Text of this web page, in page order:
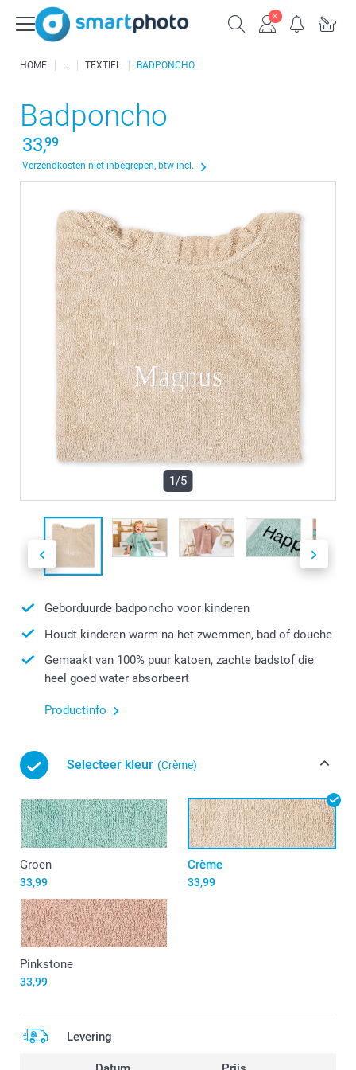
HOME TEXTIEL BADPONCHO
Badponcho
33,99
Verzendkosten niet inbegrepen, btw incl.
1/5
Geborduurde badponcho voor kinderen
Houdt kinderen warm na het zwemmen, bad of douche
Gemaakt van 100% puur katoen, zachte badstof die
heel goed water absorbeert
Productinfo
Selecteer kleur (Crème)
Groen
33,99
Crème
33,99
Pinkstone
33,99
Levering